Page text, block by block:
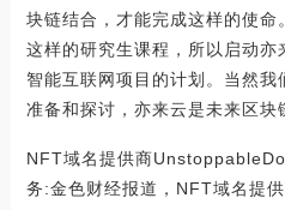
块链结合，才能完成这样的使
这样的研究生课程，所以启动亦
智能互联网项目的计划。当然
准备和探讨，亦来云是未来区块
NFT域名提供商
务:金色财经报道，NFT域名提